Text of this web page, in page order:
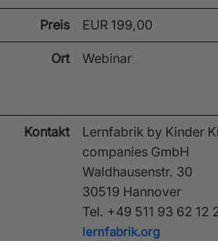
Preis EUR 199,00
Ort Webinar
Kontakt
Lernfabrik by Kinder
companies GmbH
Waldhausenstr. 30
30519 Hannover
Tel. +49 511 93 62 12
lernfabrik.org